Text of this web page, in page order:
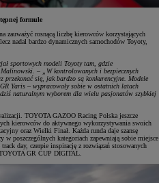
formule
zauważyć rosnącą liczbę kierowców korzystających
nadal bardzo dynamicznych samochodów Toyoty,
sportowych modeli Toyoty tam, gdzie
– „W kontrolowanych i bezpiecznych
przekonać się, jak bardzo są konkurencyjne. Modele
Yaris – wypracowały sobie w ostatnich latach
naturalnym wyborem dla wielu pasjonatów szybkiej
TOYOTA GAZOO Racing Polska jeszcze
kierowców do aktywnego wykorzystywania swoich
oraz Wielki Finał. Każda runda daje szansę
w poszczególnych kategoriach zapewniają sobie miejsce
day, czerpie inspirację z rozwiązań stosowanych
GR CUP DIGITAL.